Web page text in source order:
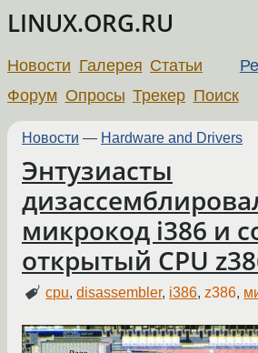
LINUX.ORG.RU
Новости Галерея Статьи
Форум Опросы Трекер Поиск
Новости — Hardware and Drivers
Энтузиасты
микрокод i386 и
открытый CPU
cpu,disassembler, i386,z386,